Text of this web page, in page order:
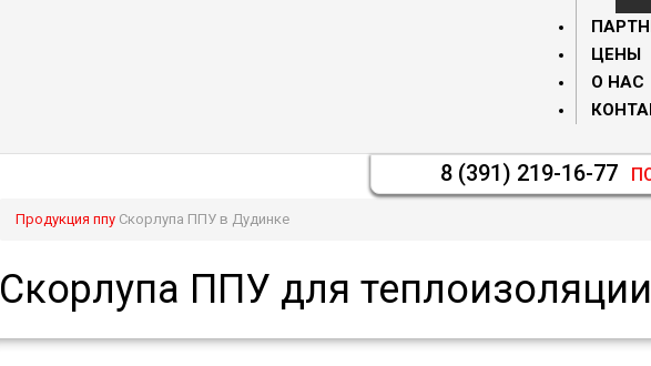
ЦЕНЫ
О НАС
8 (391) 219-16-77
Продукция ппу Скорлупа ППУ в Дудинке
Скорлупа ППУ для